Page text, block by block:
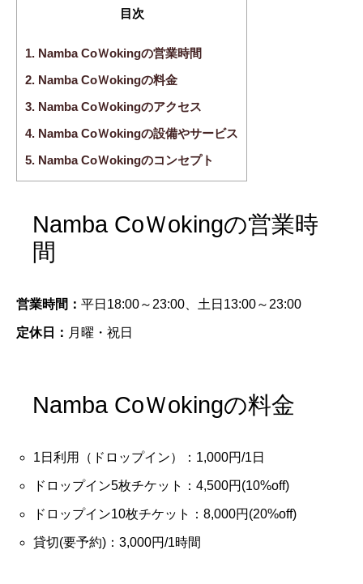
目次
1. Namba CoＷokingの営業時間
2. Namba CoＷokingの料金
3. Namba CoＷokingのアクセス
4. Namba CoＷokingの設備やサービス
5. Namba CoＷokingのコンセプト
Namba CoＷokingの営業時
間
営業時間： 平日18:00～23:00、土日13:00～23:00
定休日： 月曜・祝日
Namba CoＷokingの料金
1日利用（ドロップイン）：1,000円/1日
ドロップイン5枚チケット：4,500円(10%off)
ドロップイン10枚チケット：8,000円(20%off)
貸切(要予約)：3,000円/1時間